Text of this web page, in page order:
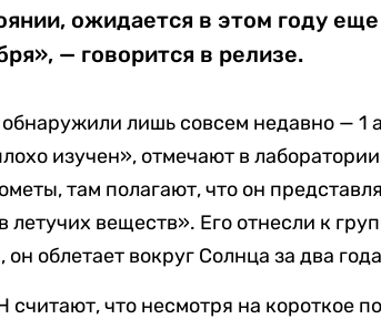
ожидается в этом году
— говорится в релизе.
лишь совсем недавно — 1
изучен», отмечают в
там полагают, что он
летучих веществ». Его отнесли к
облетает вокруг Солнца за два
что несмотря на короткое